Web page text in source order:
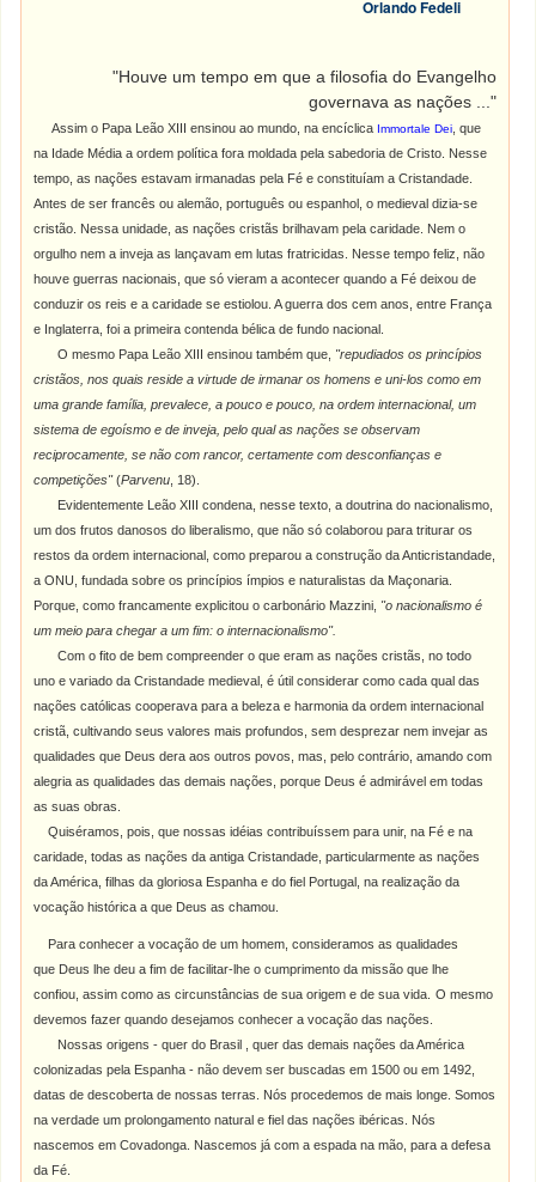
Orlando Fedeli
"Houve um tempo em que a filosofia do Evangelho
governava as nações ... "
Assim o Papa Leão XIII ensinou ao mundo, na encíclica Immortale Dei , que
na Idade Média a ordem política fora moldada pela sabedoria de Cristo. Nesse
tempo, as nações estavam irmanadas pela Fé e constituíam a Cristandade.
Antes de ser francês ou alemão, português ou espanhol, o medieval dizia-se
cristão. Nessa unidade, as nações cristãs brilhavam pela caridade. Nem o
orgulho nem a inveja as lançavam em lutas fratricidas. Nesse tempo feliz, não
houve guerras nacionais, que só vieram a acontecer quando a Fé deixou de
conduzir os reis e a caridade se estiolou. A guerra dos cem anos, entre França
e Inglaterra, foi a primeira contenda bélica de fundo nacional.
O mesmo Papa Leão XIII ensinou também que, "repudiados os princípios
cristãos, nos quais reside a virtude de irmanar os homens e uni-los como em
uma grande família, prevalece, a pouco e pouco, na ordem internacional, um
sistema de egoísmo e de inveja, pelo qual as nações se observam
reciprocamente, se não com rancor, certamente com desconfianças e
competições"(Parvenu , 18).
Evidentemente Leão XIII condena, nesse texto, a doutrina do nacionalismo,
um dos frutos danosos do liberalismo, que não só colaborou para triturar os
restos da ordem internacional, como preparou a construção da Anticristandade,
a ONU, fundada sobre os princípios ímpios e naturalistas da Maçonaria.
Porque, como francamente explicitou o carbonário Mazzini, "o nacionalismo é
um meio para chegar a um fim: o internacionalismo".
Com o fito de bem compreender o que eram as nações cristãs, no todo
uno e variado da Cristandade medieval, é útil considerar como cada qual das
nações católicas cooperava para a beleza e harmonia da ordem internacional
cristã, cultivando seus valores mais profundos, sem desprezar nem invejar as
qualidades que Deus dera aos outros povos, mas, pelo contrário, amando com
alegria as qualidades das demais nações, porque Deus é admirável em todas
as suas obras.
Quiséramos, pois, que nossas idéias contribuíssem para unir, na Fé e na
caridade, todas as nações da antiga Cristandade, particularmente as nações
da América, filhas da gloriosa Espanha e do fiel Portugal, na realização da
vocação histórica a que Deus as chamou.
Para conhecer a vocação de um homem, consideramos as qualidades
que Deus lhe deu a fim de facilitar-lhe o cumprimento da missão que lhe
confiou, assim como as circunstâncias de sua origem e de sua vida.
O mesmo
devemos fazer quando desejamos conhecer a vocação das nações.
Nossas origens - quer do Brasil , quer das demais nações da América
colonizadas pela Espanha - não devem ser buscadas em 1500 ou em 1492,
datas de descoberta de nossas terras. Nós procedemos de mais longe. Somos
na verdade um prolongamento natural e fiel das nações ibéricas. Nós
nascemos em Covadonga. Nascemos já com a espada na mão, para a defesa
da Fé.